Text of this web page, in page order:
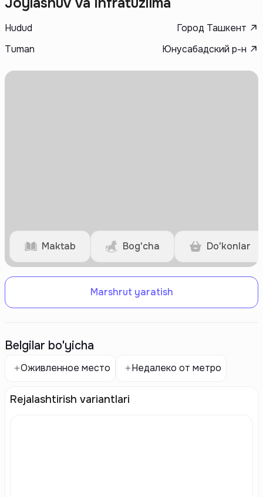
Hudud
Город Ташкент
Tuman
Юнусабадский р-н
Maktab Bog'cha Do'konlar
Marshrut yaratish
Belgilar bo'yicha
Оживленное место Недалеко от метро
Rejalashtirish variantlari